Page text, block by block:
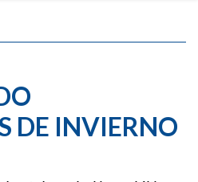
DE INVIERNO